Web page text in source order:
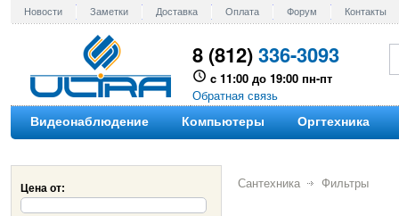
Новости Заметки Доставка Оплата Форум Контакты
8 (812)336-3093
c 11:00 до 19:00 пн-пт
Обратная связь
Видеонаблюдение Компьютеры Оргтехника
Цена от: Сантехника Фильтры